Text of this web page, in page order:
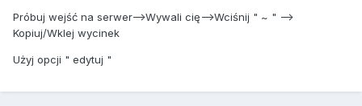
Próbuj wejść na serwer-->Wywali cię-->Wciśnij " ~ " -->
Kopiuj/Wklej wycinek
Użyj opcji " edytuj "